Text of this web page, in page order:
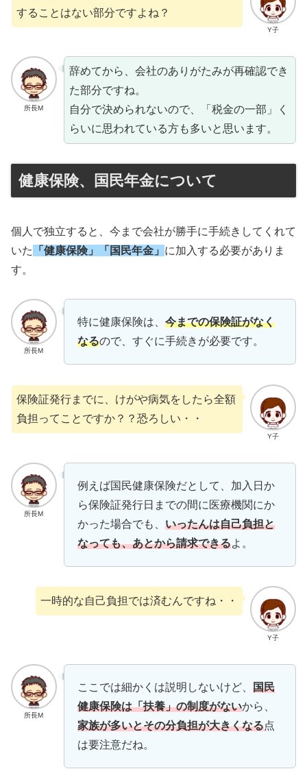
Y子
することはない部分ですよね？
所長M
辞めてから、会社のありがたみが再確認でき
た部分ですね。
自分で決められないので、「税金の一部」く
らいに思われている方も多いと思います。
健康保険、国民年金について
個人で独立すると、今まで会社が勝手に手続きしてくれて
いた
「健康保険」「国民年金」 に加入する必要がありま
す。
所長M
特に健康保険は、 今までの保険証がなく
なるので、すぐに手続きが必要です。
Y子
保険証発行までに、けがや病気をしたら全額
負担ってことですか？？恐ろしい・・
所長M
例えば国民健康保険だとして、加入日か
ら保険証発行日までの間に医療機関にか
かった場合でも、 いったんは自己負担と
なっても、あとから請求できるよ。
Y子
一時的な自己負担では済むんですね・・
所長M
ここでは細かくは説明しないけど、 国民
健康保険は「扶養」の制度がないから、
家族が多いとその分負担が大きくなる点
は要注意だね。